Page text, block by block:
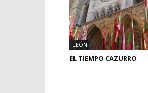
LEÓN
EL TIEMPO CAZURRO